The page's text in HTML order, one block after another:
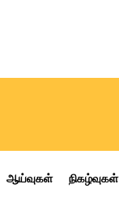
ஆய்வுகள் நிகழ்வுகள்